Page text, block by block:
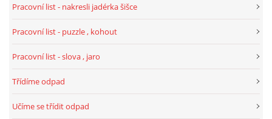
RECENZE NA KNIHY
Pracovní list - nakresli jadérka šišce
Pracovní list - puzzle , kohout
Pracovní list - slova , jaro
Třídíme odpad
Učíme se třídit odpad